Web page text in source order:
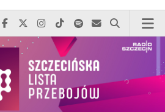
Najlepiej po prostu do nas zadzwoń
Odwiedź nas na Facebook-u
Odwiedź nas na X
Odwiedź nas na Instagram-ie
Odwiedź nas na TikTok-u
Szukaj nas na Spotify
Wyślij do nas
Szukaj